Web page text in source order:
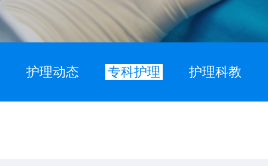
护理动态 专科护理 护理科教